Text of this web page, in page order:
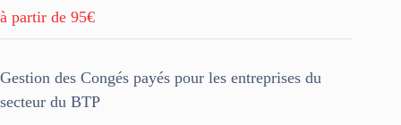
à partir de 95€
Gestion des Congés payés pour les entreprises du
secteur du BTP